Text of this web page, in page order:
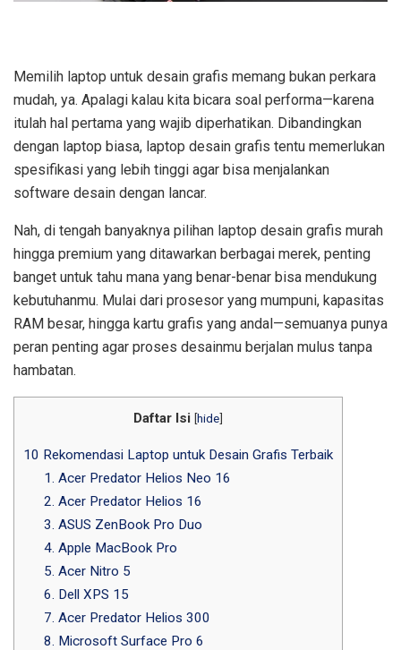
Memilih laptop untuk desain grafis memang bukan perkara
mudah, ya. Apalagi kalau kita bicara soal performa—karena
itulah hal pertama yang wajib diperhatikan. Dibandingkan
dengan laptop biasa, laptop desain grafis tentu memerlukan
spesifikasi yang lebih tinggi agar bisa menjalankan
software desain dengan lancar.
Nah, di tengah banyaknya pilihan laptop desain grafis murah
hingga premium yang ditawarkan berbagai merek, penting
banget untuk tahu mana yang benar-benar bisa mendukung
kebutuhanmu. Mulai dari prosesor yang mumpuni, kapasitas
RAM besar, hingga kartu grafis yang andal—semuanya punya
peran penting agar proses desainmu berjalan mulus tanpa
hambatan.
Daftar Isi [hide]
10 Rekomendasi Laptop untuk Desain Grafis Terbaik
1. Acer Predator Helios Neo 16
2. Acer Predator Helios 16
3. ASUS ZenBook Pro Duo
4. Apple MacBook Pro
5. Acer Nitro 5
6. Dell XPS 15
7. Acer Predator Helios 300
8. Microsoft Surface Pro 6